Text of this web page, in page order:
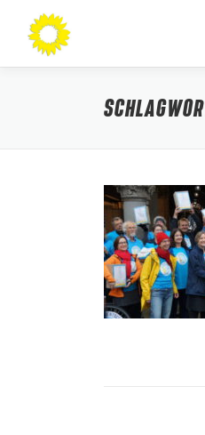
Inhalt
springen